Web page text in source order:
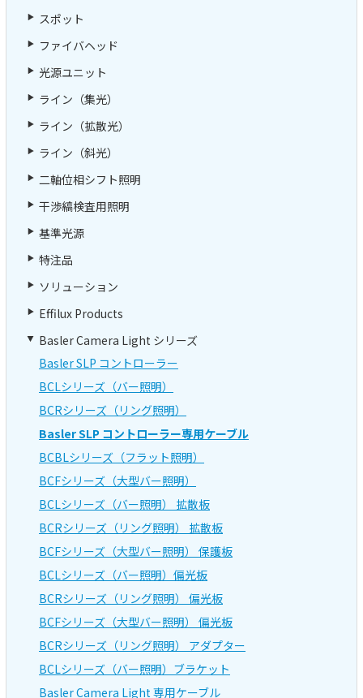
スポット
ファイバヘッド
光源ユニット
ライン（集光）
ライン（拡散光）
ライン（斜光）
二軸位相シフト照明
干渉縞検査用照明
基準光源
特注品
ソリューション
Effilux Products
Basler Camera Light シリーズ
Basler SLP コントローラー
BCLシリーズ（バー照明）
BCRシリーズ（リング照明）
Basler SLP コントローラー専用ケーブル
BCBLシリーズ（フラット照明）
BCFシリーズ（大型バー照明）
BCLシリーズ（バー照明） 拡散板
BCRシリーズ（リング照明） 拡散板
BCFシリーズ（大型バー照明） 保護板
BCLシリーズ（バー照明）偏光板
BCRシリーズ（リング照明） 偏光板
BCFシリーズ（大型バー照明） 偏光板
BCRシリーズ（リング照明） アダプター
BCLシリーズ（バー照明）ブラケット
Basler Camera Light 専用ケーブル